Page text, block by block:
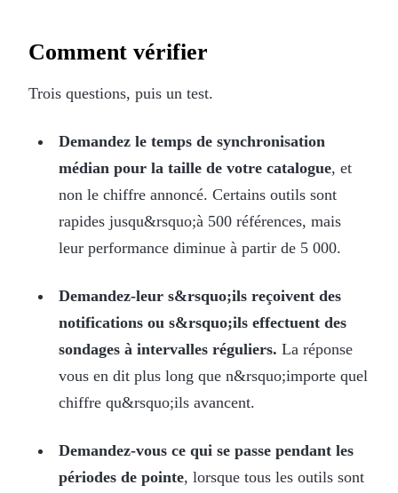
Comment vérifier
Trois questions, puis un test.
Demandez le temps de synchronisation
médian pour la taille de votre catalogue, et
non le chiffre annoncé. Certains outils sont
rapides jusqu&rsquo;à 500 références, mais
leur performance diminue à partir de 5 000.
Demandez-leur s&rsquo;ils reçoivent des
notifications ou s&rsquo;ils effectuent des
sondages à intervalles réguliers. La réponse
vous en dit plus long que n&rsquo;importe quel
chiffre qu&rsquo;ils avancent.
Demandez-vous ce qui se passe pendant les
périodes de pointe, lorsque tous les outils sont